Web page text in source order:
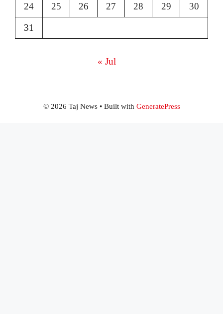
24 25 26 27 28 29 30
31
« Jul
© 2026 Taj News• Built with GeneratePress